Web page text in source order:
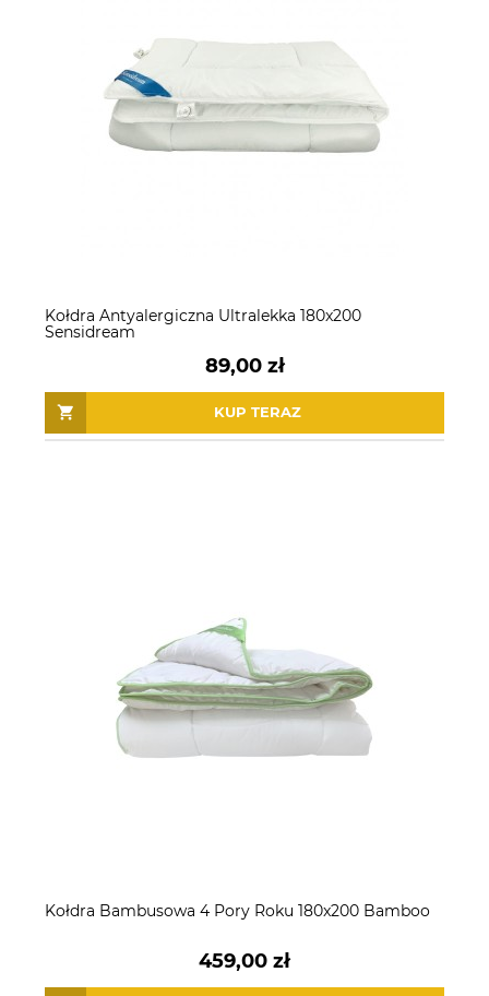
Kołdra Antyalergiczna Ultralekka 180x200
Sensidream
89,00 zł
KUP TERAZ
Kołdra Bambusowa 4 Pory Roku 180x200 Bamboo
459,00 zł